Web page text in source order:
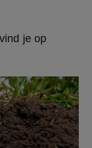
je op